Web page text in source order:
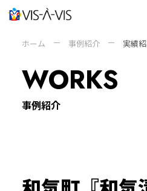
ホーム 事例紹介 実績
WORKS
事例紹介